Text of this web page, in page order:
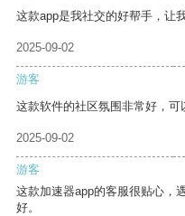
这款app是我社交的好帮手，让
2025-09-02
游客
这款软件的社区氛围非常好，可
2025-09-02
游客
这款加速器app的客服很贴心，
好。